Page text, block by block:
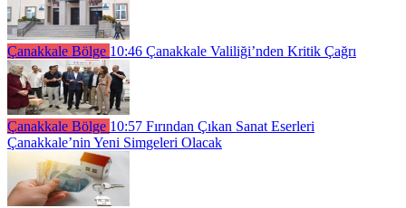
Çanakkale Bölge 10:46 Çanakkale Valiliği’nden Kritik Çağrı
Çanakkale Bölge 10:57 Fırından Çıkan Sanat Eserleri
Çanakkale’nin Yeni Simgeleri Olacak